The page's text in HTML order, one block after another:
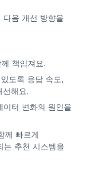
다음 개선 방향을
책임져요.
도록 응답 속도,
선해요.
터 변화의 원인을
께 빠르게
는 추천 시스템을